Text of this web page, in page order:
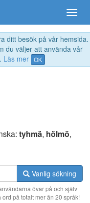
ditt besök på vår hemsida.
du väljer att använda vår
Läs mer OK
tyhmä, hölmö,
Vanlig sökning
övar på och själv
ord på totalt mer än 20 språk!